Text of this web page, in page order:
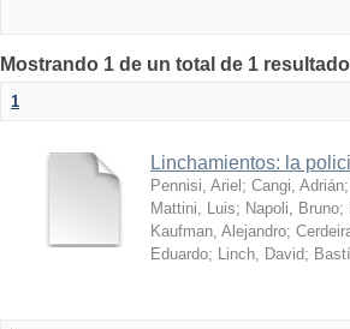
Mostrando 1 de un total de 1
1
Linchamientos: la
Pennisi, Ariel ; Cangi, Adrián;
Mattini, Luis; Napoli, Bruno;
Kaufman, Alejandro;
Eduardo; Linch, David;